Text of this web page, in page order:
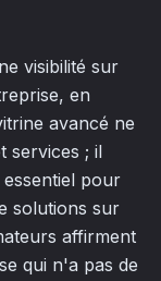
visibilité sur
en
avancé ne
services ; il
pour
solutions sur
affirment
qui n'a pas de